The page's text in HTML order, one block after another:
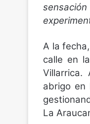
A la
calle en
Villarrica.
abrigo en
La